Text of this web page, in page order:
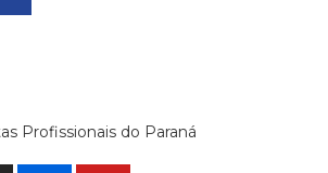
Profissionais do Paraná